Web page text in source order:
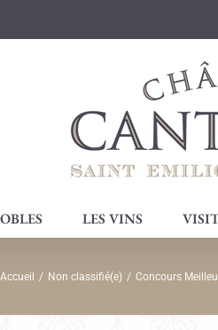
LES VINS
Accueil / Non classifié(e) / Concours